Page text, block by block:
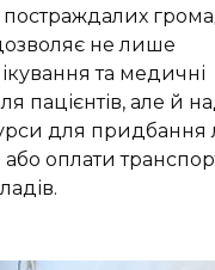
постраждалих
не лише
та медичні
пацієнтів, але й
для придбання
або оплати